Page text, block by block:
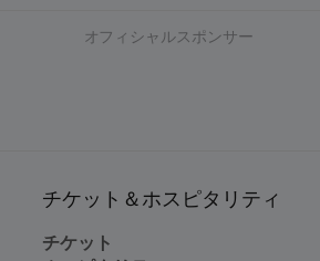
オフィシャルスポンサー
チケット＆ホスピタリティ
チケット